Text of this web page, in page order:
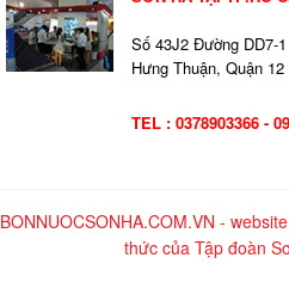
Số 43J2 Đường DD7-
Hưng Thuận, Quận 12
TEL : 0378903366 -
BONNUOCSONHA.COM.VN -
thức của Tập đoàn